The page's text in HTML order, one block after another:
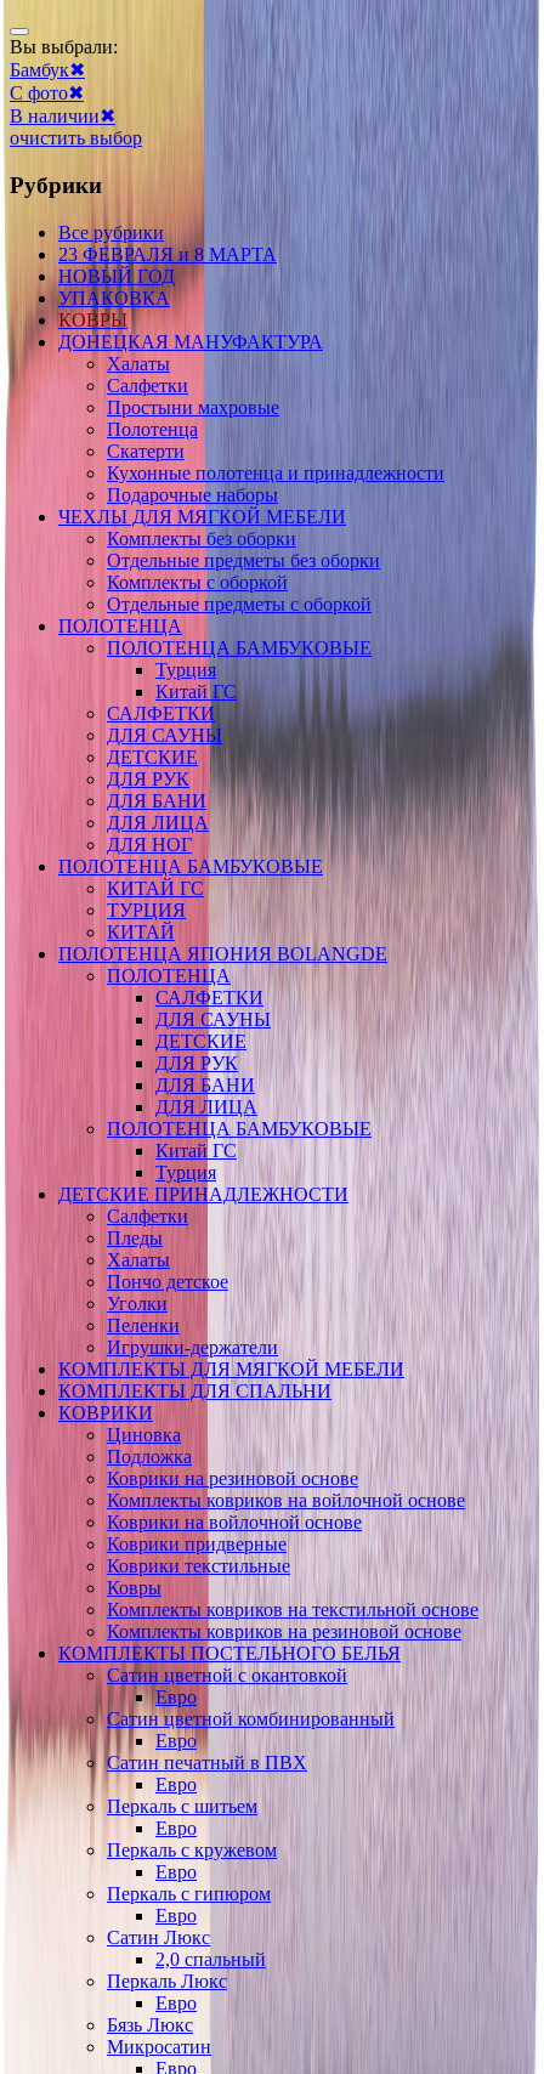
Вы выбрали:
Бамбук✖
С фото✖
В наличии✖
очистить выбор
Рубрики
Все рубрики
23 ФЕВРАЛЯ и 8 МАРТА
НОВЫЙ ГОД
УПАКОВКА
КОВРЫ
ДОНЕЦКАЯ МАНУФАКТУРА
Халаты
Салфетки
Простыни махровые
Полотенца
Скатерти
Кухонные полотенца и принадлежности
Подарочные наборы
ЧЕХЛЫ ДЛЯ МЯГКОЙ МЕБЕЛИ
Комплекты без оборки
Отдельные предметы без оборки
Комплекты с оборкой
Отдельные предметы с оборкой
ПОЛОТЕНЦА
ПОЛОТЕНЦА БАМБУКОВЫЕ
Турция
Китай ГС
САЛФЕТКИ
ДЛЯ САУНЫ
ДЕТСКИЕ
ДЛЯ РУК
ДЛЯ БАНИ
ДЛЯ ЛИЦА
ДЛЯ НОГ
ПОЛОТЕНЦА БАМБУКОВЫЕ
КИТАЙ ГС
ТУРЦИЯ
КИТАЙ
ПОЛОТЕНЦА ЯПОНИЯ BOLANGDE
ПОЛОТЕНЦА
САЛФЕТКИ
ДЛЯ САУНЫ
ДЕТСКИЕ
ДЛЯ РУК
ДЛЯ БАНИ
ДЛЯ ЛИЦА
ПОЛОТЕНЦА БАМБУКОВЫЕ
Китай ГС
Турция
ДЕТСКИЕ ПРИНАДЛЕЖНОСТИ
Салфетки
Пледы
Халаты
Пончо детское
Уголки
Пеленки
Игрушки-держатели
КОМПЛЕКТЫ ДЛЯ МЯГКОЙ МЕБЕЛИ
КОМПЛЕКТЫ ДЛЯ СПАЛЬНИ
КОВРИКИ
Циновка
Подложка
Коврики на резиновой основе
Комплекты ковриков на войлочной основе
Коврики на войлочной основе
Коврики придверные
Коврики текстильные
Ковры
Комплекты ковриков на текстильной основе
Комплекты ковриков на резиновой основе
КОМПЛЕКТЫ ПОСТЕЛЬНОГО БЕЛЬЯ
Сатин цветной с окантовкой
Евро
Сатин цветной комбинированный
Евро
Сатин печатный в ПВХ
Евро
Перкаль с шитьем
Евро
Перкаль с кружевом
Евро
Перкаль с гипюром
Евро
Сатин Люкс
2,0 спальный
Перкаль Люкс
Евро
Бязь Люкс
Микросатин
Евро